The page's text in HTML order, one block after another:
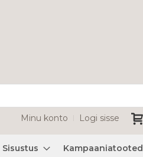
Minu konto Logi sisse
Sisustus Kampaaniatooted